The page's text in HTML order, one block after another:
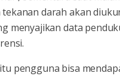
darah akan
menyajikan data
pengguna bisa